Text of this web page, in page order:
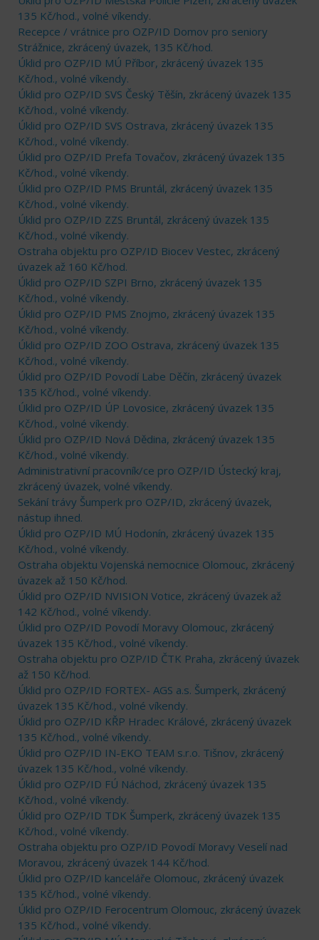
135 Kč/hod., volné víkendy.
Recepce / vrátnice pro OZP/ID Domov pro seniory
Strážnice, zkrácený úvazek, 135 Kč/hod.
Úklid pro OZP/ID MÚ Příbor, zkrácený úvazek 135
Kč/hod., volné víkendy.
Úklid pro OZP/ID SVS Český Těšín, zkrácený úvazek 135
Kč/hod., volné víkendy.
Úklid pro OZP/ID SVS Ostrava, zkrácený úvazek 135
Kč/hod., volné víkendy.
Úklid pro OZP/ID Prefa Tovačov, zkrácený úvazek 135
Kč/hod., volné víkendy.
Úklid pro OZP/ID PMS Bruntál, zkrácený úvazek 135
Kč/hod., volné víkendy.
Úklid pro OZP/ID ZZS Bruntál, zkrácený úvazek 135
Kč/hod., volné víkendy.
Ostraha objektu pro OZP/ID Biocev Vestec, zkrácený
úvazek až 160 Kč/hod.
Úklid pro OZP/ID SZPI Brno, zkrácený úvazek 135
Kč/hod., volné víkendy.
Úklid pro OZP/ID PMS Znojmo, zkrácený úvazek 135
Kč/hod., volné víkendy.
Úklid pro OZP/ID ZOO Ostrava, zkrácený úvazek 135
Kč/hod., volné víkendy.
Úklid pro OZP/ID Povodí Labe Děčín, zkrácený úvazek
135 Kč/hod., volné víkendy.
Úklid pro OZP/ID ÚP Lovosice, zkrácený úvazek 135
Kč/hod., volné víkendy.
Úklid pro OZP/ID Nová Dědina, zkrácený úvazek 135
Kč/hod., volné víkendy.
Administrativní pracovník/ce pro OZP/ID Ústecký kraj,
zkrácený úvazek, volné víkendy.
Sekání trávy Šumperk pro OZP/ID, zkrácený úvazek,
nástup ihned.
Úklid pro OZP/ID MÚ Hodonín, zkrácený úvazek 135
Kč/hod., volné víkendy.
Ostraha objektu Vojenská nemocnice Olomouc, zkrácený
úvazek až 150 Kč/hod.
Úklid pro OZP/ID NVISION Votice, zkrácený úvazek až
142 Kč/hod., volné víkendy.
Úklid pro OZP/ID Povodí Moravy Olomouc, zkrácený
úvazek 135 Kč/hod., volné víkendy.
Ostraha objektu pro OZP/ID ČTK Praha, zkrácený úvazek
až 150 Kč/hod.
Úklid pro OZP/ID FORTEX- AGS a.s. Šumperk, zkrácený
úvazek 135 Kč/hod., volné víkendy.
Úklid pro OZP/ID KŘP Hradec Králové, zkrácený úvazek
135 Kč/hod., volné víkendy.
Úklid pro OZP/ID IN-EKO TEAM s.r.o. Tišnov, zkrácený
úvazek 135 Kč/hod., volné víkendy.
Úklid pro OZP/ID FÚ Náchod, zkrácený úvazek 135
Kč/hod., volné víkendy.
Úklid pro OZP/ID TDK Šumperk, zkrácený úvazek 135
Kč/hod., volné víkendy.
Ostraha objektu pro OZP/ID Povodí Moravy Veselí nad
Moravou, zkrácený úvazek 144 Kč/hod.
Úklid pro OZP/ID kanceláře Olomouc, zkrácený úvazek
135 Kč/hod., volné víkendy.
Úklid pro OZP/ID Ferocentrum Olomouc, zkrácený úvazek
135 Kč/hod., volné víkendy.